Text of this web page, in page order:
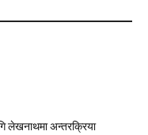
लेखनाथमा अन्तरक्रिया